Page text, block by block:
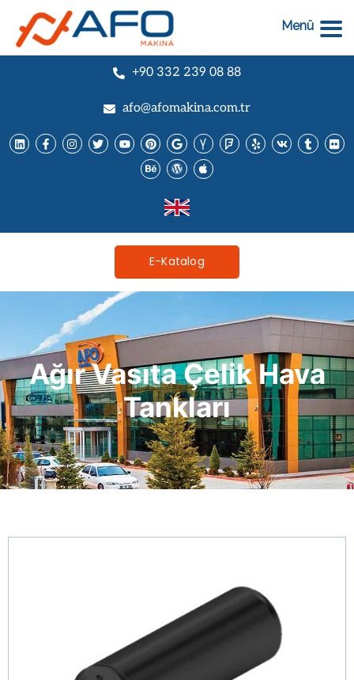
+90 332 239 08 88
afo@afomakina.com.tr
E-Katalog
Ağır Vasıta Çelik Hava
Tankları
Menü